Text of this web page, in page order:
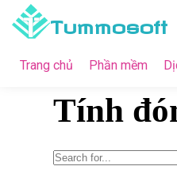
Tummosoft
Trang chủ Phần mềm
Tính